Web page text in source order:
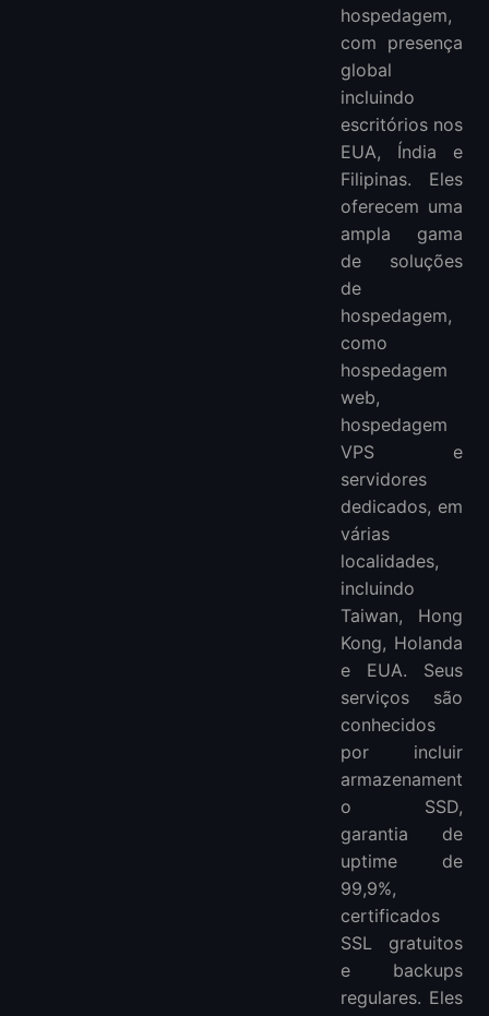
hospedagem,
com presença
global
incluindo
escritórios nos
EUA, Índia e
Filipinas. Eles
oferecem uma
ampla gama
de soluções
de
hospedagem,
como
hospedagem
web,
hospedagem
VPS e
servidores
dedicados, em
várias
localidades,
incluindo
Taiwan, Hong
Kong, Holanda
e EUA. Seus
serviços são
conhecidos
por incluir
armazenament
o SSD,
garantia de
uptime de
99,9%,
certificados
SSL gratuitos
e backups
regulares. Eles